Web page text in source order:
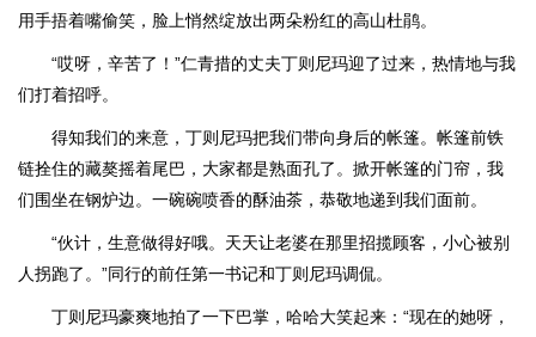
用手捂着嘴偷笑，脸上悄然绽放出两朵粉红的高山杜鹃。
“哎呀，辛苦了！”仁青措的丈夫丁则尼玛迎了过来，热情地与我
们打着招呼。
得知我们的来意，丁则尼玛把我们带向身后的帐篷。帐篷前铁
链拴住的藏獒摇着尾巴，大家都是熟面孔了。掀开帐篷的门帘，我
们围坐在钢炉边。一碗碗喷香的酥油茶，恭敬地递到我们面前。
“伙计，生意做得好哦。天天让老婆在那里招揽顾客，小心被别
人拐跑了。”同行的前任第一书记和丁则尼玛调侃。
丁则尼玛豪爽地拍了一下巴掌，哈哈大笑起来：“现在的她呀，